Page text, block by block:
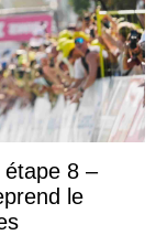
étape 8 –
le